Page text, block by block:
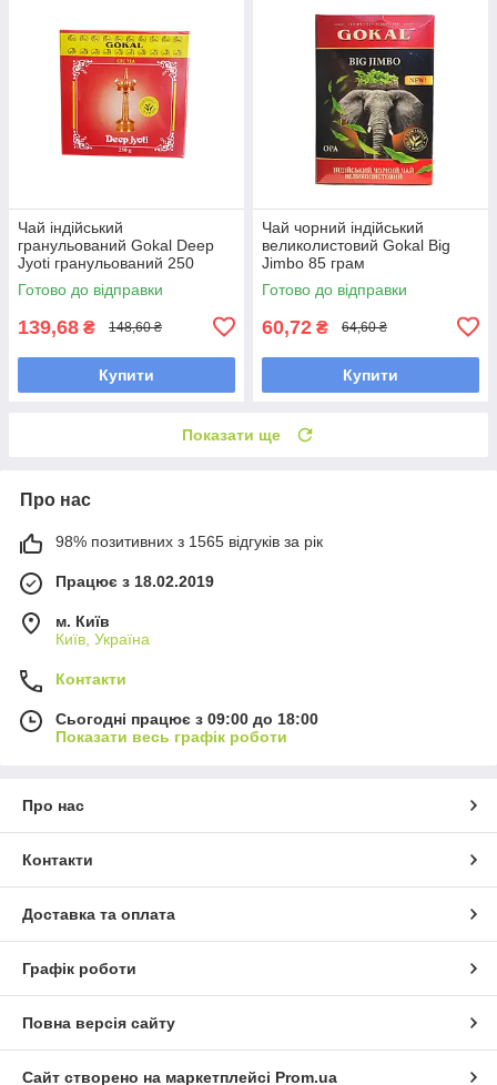
Чай індійський
гранульований Gokal Deep
Jyoti гранульований 250
грамів
Готово до відправки
139,68 ₴ 148,60 ₴
Купити
Чай чорний індійський
великолистовий Gokal Big
Jimbo 85 грам
Готово до відправки
60,72 ₴ 64,60 ₴
Купити
Показати ще
Про нас
98% позитивних з 1565 відгуків за рік
Працює з 18.02.2019
м. Київ
Київ, Україна
Контакти
Сьогодні працює з 09:00 до 18:00
Показати весь графік роботи
Про нас
Контакти
Доставка та оплата
Графік роботи
Повна версія сайту
Сайт створено на маркетплейсі Prom.ua